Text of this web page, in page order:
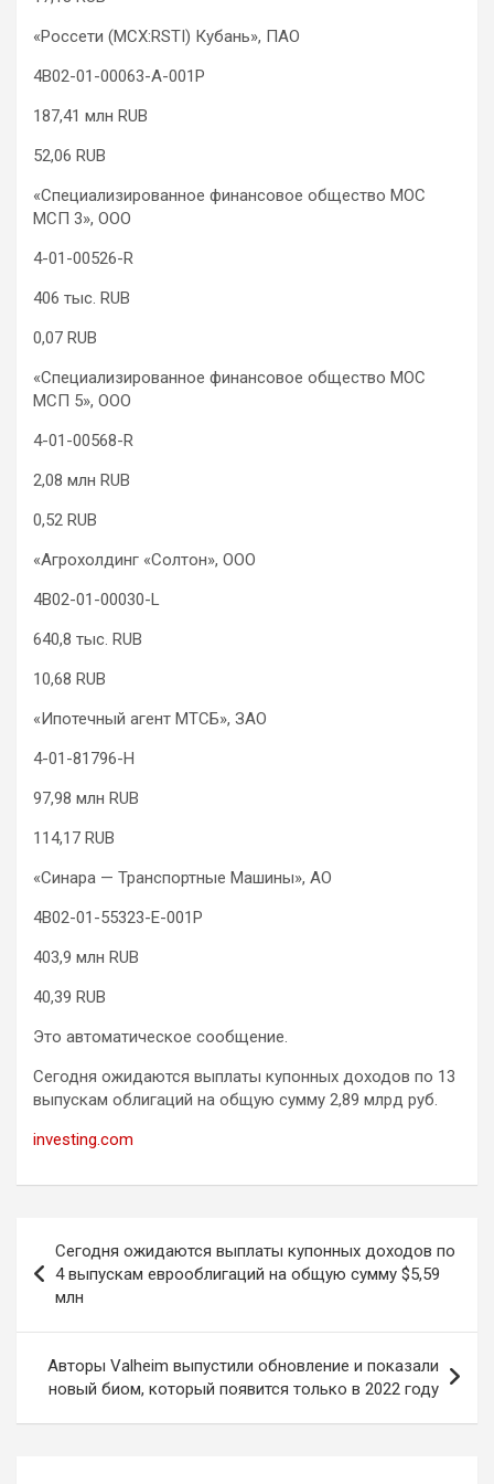
«Россети (MCX:RSTI) Кубань», ПАО
4B02-01-00063-A-001P
187,41 млн RUB
52,06 RUB
«Специализированное финансовое общество МОС
МСП 3», ООО
4-01-00526-R
406 тыс. RUB
0,07 RUB
«Специализированное финансовое общество МОС
МСП 5», ООО
4-01-00568-R
2,08 млн RUB
0,52 RUB
«Агрохолдинг «Солтон», ООО
4B02-01-00030-L
640,8 тыс. RUB
10,68 RUB
«Ипотечный агент МТСБ», ЗАО
4-01-81796-H
97,98 млн RUB
114,17 RUB
«Синара — Транспортные Машины», АО
4B02-01-55323-E-001P
403,9 млн RUB
40,39 RUB
Это автоматическое сообщение.
Сегодня ожидаются выплаты купонных доходов по 13
выпускам облигаций на общую сумму 2,89 млрд руб.
investing.com
по
записям
Сегодня ожидаются выплаты купонных доходов по
4 выпускам еврооблигаций на общую сумму $5,59
млн
Авторы Valheim выпустили обновление и показали
новый биом, который появится только в 2022 году